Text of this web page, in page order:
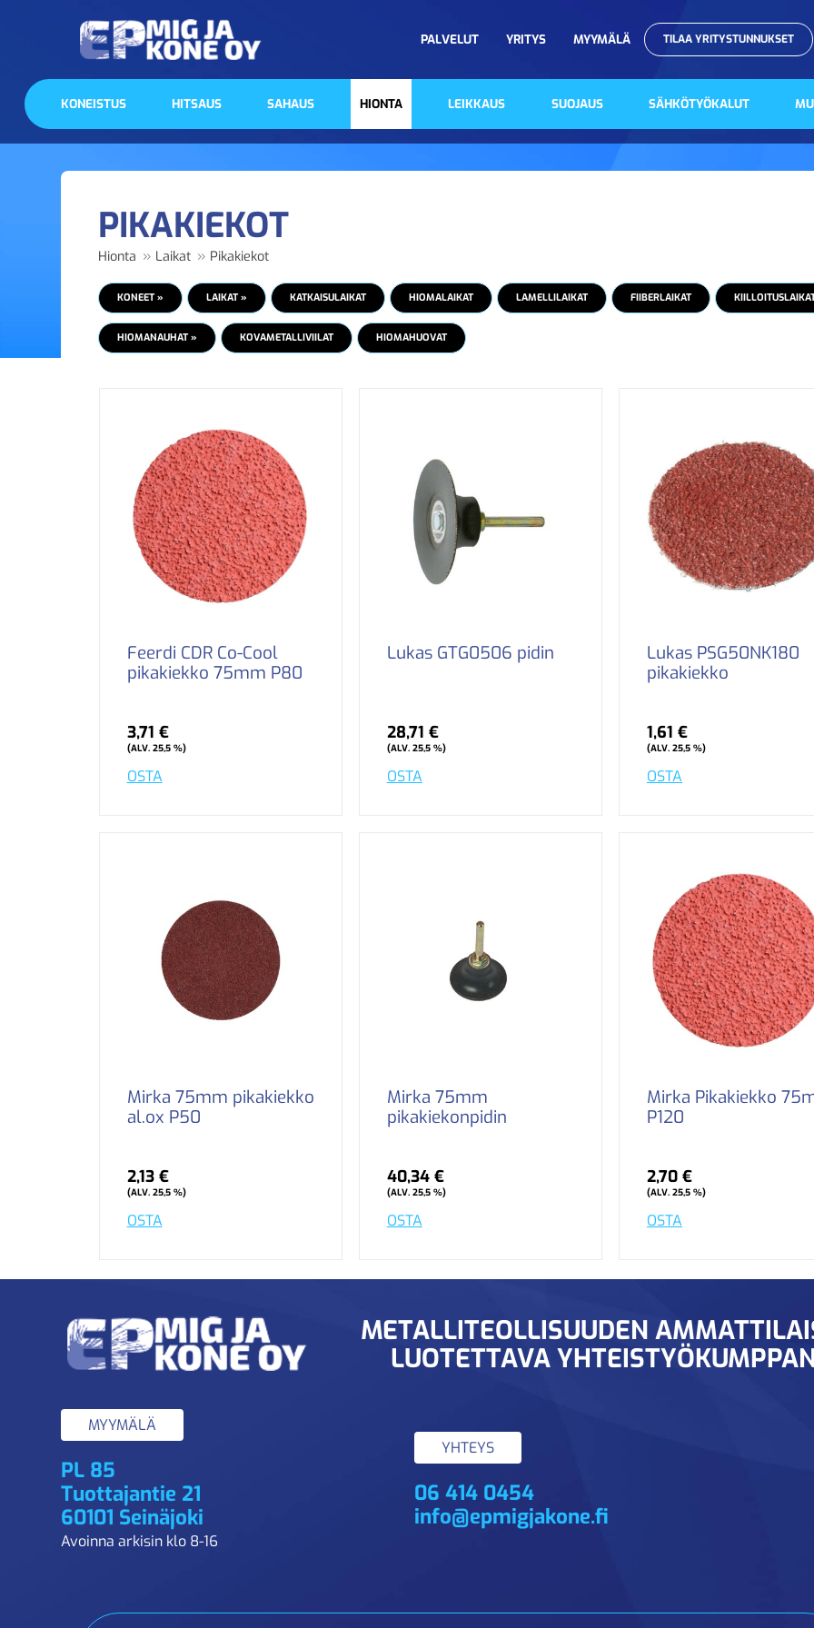
PALVELUT YRITYS MYYMÄLÄ TILAA YRITYSTUNNUKSET
KONEISTUS HITSAUS SAHAUS HIONTA LEIKKAUS SUOJAUS SÄHKÖTYÖKALUT
PIKAKIEKOT
Hionta » Laikat » Pikakiekot
KONEET » LAIKAT » KATKAISULAIKAT HIOMALAIKAT LAMELLILAIKAT FIIBERLAIKAT
HIOMANAUHAT » KOVAMETALLIVIILAT HIOMAHUOVAT
Feerdi CDR Co-Cool
pikakiekko 75mm P80
3,71 €
(ALV. 25,5 %)
OSTA
Lukas GTG0506 pidin
28,71 €
(ALV. 25,5 %)
OSTA
Lukas PSG50NK180
pikakiekko
1,61 €
(ALV. 25,5 %)
OSTA
Mirka 75mm pikakiekko
al.ox P50
2,13 €
(ALV. 25,5 %)
OSTA
Mirka 75mm
pikakiekonpidin
40,34 €
(ALV. 25,5 %)
OSTA
Mirka Pikakiekko
P120
2,70 €
(ALV. 25,5 %)
OSTA
METALLITEOLLISUUDEN
LUOTETTAVA
MYYMÄLÄ
PL 85
Tuottajantie 21
60101 Seinäjoki
Avoinna arkisin klo 8-16
YHTEYS
06 414 0454
info@epmigjakone.fi